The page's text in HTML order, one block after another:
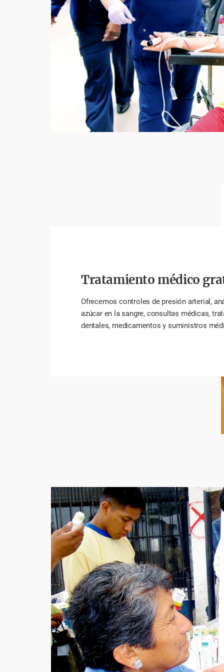
Tratamiento médico
Ofrecemos controles de presión arterial,
azúcar en la sangre, consultas médicas,
dentales, medicamentos y suministros